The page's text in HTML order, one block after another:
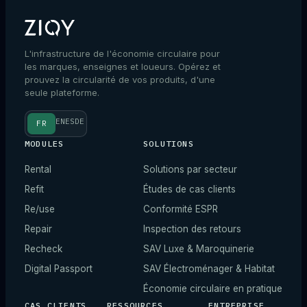
L'infrastructure de l'économie circulaire pour
les marques, enseignes et loueurs. Opérez et
prouvez la circularité de vos produits, d'une
seule plateforme.
FR ENESDE
MODULES
Rental
Refit
Re/use
Repair
Recheck
Digital Passport
SOLUTIONS
Solutions par secteur
Études de cas clients
Conformité ESPR
Inspection des retours
SAV Luxe & Maroquinerie
SAV Électroménager & Habitat
Économie circulaire en pratique